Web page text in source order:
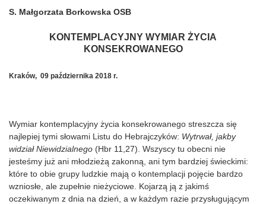
S. Małgorzata Borkowska OSB
KONTEMPLACYJNY WYMIAR ŻYCIA
KONSEKROWANEGO
Kraków, 09 października 2018 r.
Wymiar kontemplacyjny życia konsekrowanego streszcza się
najlepiej tymi słowami Listu do Hebrajczyków: Wytrwał, jakby
widział Niewidzialnego (Hbr 11,27). Wszyscy tu obecni nie
jesteśmy już ani młodzieżą zakonną, ani tym bardziej świeckimi:
które to obie grupy ludzkie mają o kontemplacji pojęcie bardzo
wzniosłe, ale zupełnie nieżyciowe. Kojarzą ją z jakimś
oczekiwanym z dnia na dzień, a w każdym razie przysługującym